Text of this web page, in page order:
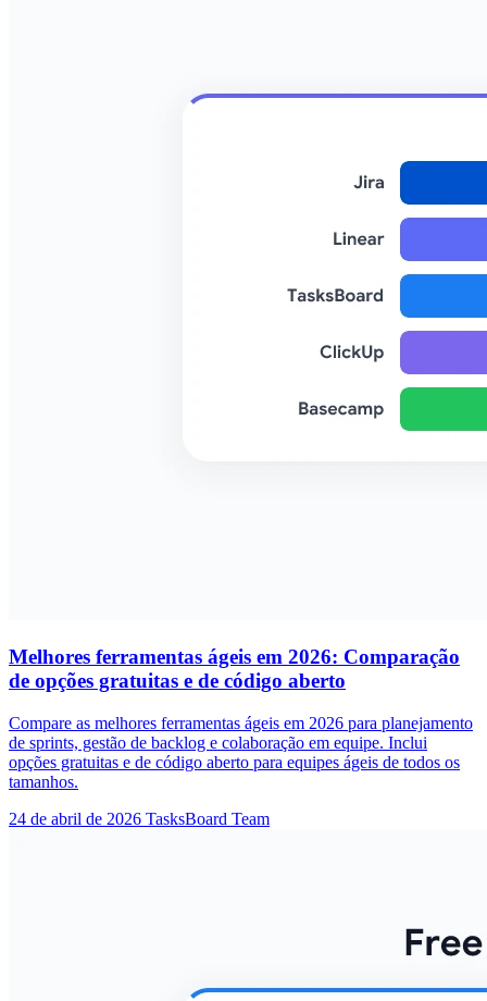
Melhores ferramentas ágeis em 2026: Comparação
de opções gratuitas e de código aberto
Compare as melhores ferramentas ágeis em 2026 para planejamento
de sprints, gestão de backlog e colaboração em equipe. Inclui
opções gratuitas e de código aberto para equipes ágeis de todos os
tamanhos.
24 de abril de 2026 TasksBoard Team